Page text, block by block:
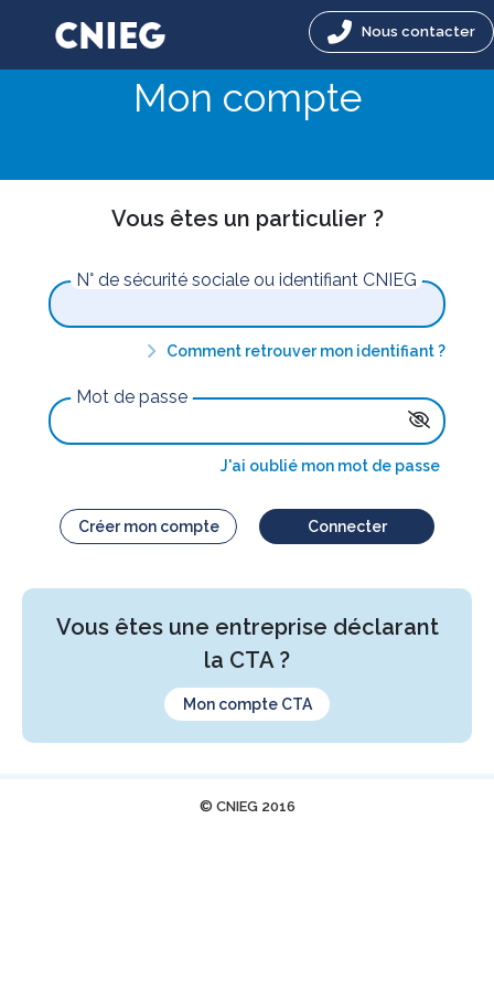
Nous contacter
Mon compte
Vous êtes un particulier ?
N° de sécurité sociale ou identifiant CNIEG
Comment retrouver mon identifiant ?
Mot de passe
J'ai oublié mon mot de passe
Créer mon compte Connecter
Vous êtes une entreprise déclarant
la CTA ?
Mon compte CTA
© CNIEG 2016